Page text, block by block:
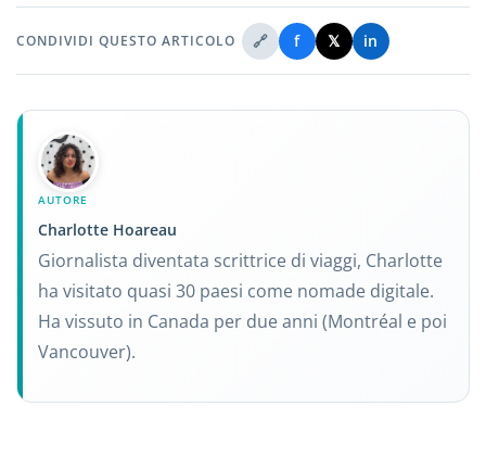
CONDIVIDI QUESTO ARTICOLO 🔗 f 𝕏 in
AUTORE
Charlotte Hoareau
Giornalista diventata scrittrice di viaggi, Charlotte
ha visitato quasi 30 paesi come nomade digitale.
Ha vissuto in Canada per due anni (Montréal e poi
Vancouver).